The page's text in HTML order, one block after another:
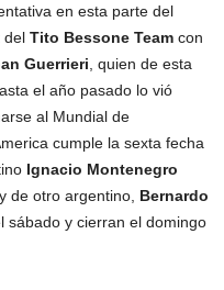
en esta parte del
del Tito Bessone Team con
Guerrieri , quien de esta
el año pasado lo vió
al Mundial de
cumple la sexta fecha
Ignacio Montenegro
y de otro argentino, Bernardo
sábado y cierran el domingo